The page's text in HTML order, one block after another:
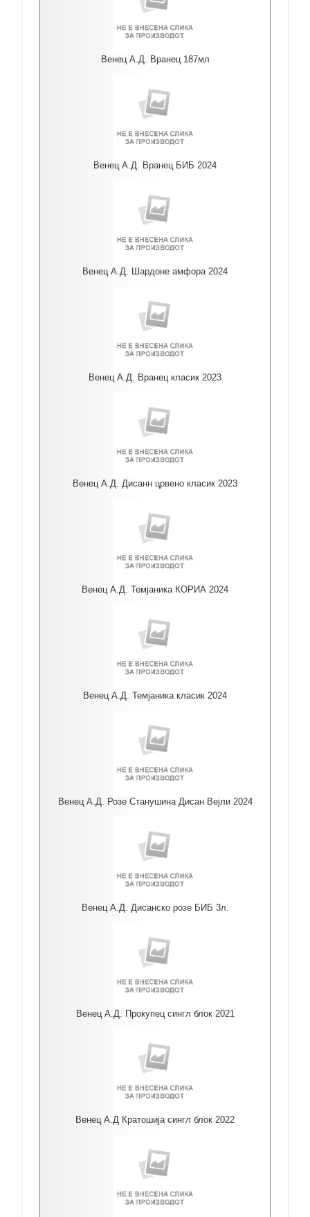
Венец А.Д. Вранец 187мл
Венец А.Д. Вранец БИБ 2024
Венец А.Д. Шардоне амфора 2024
Венец А.Д. Вранец класик 2023
Венец А.Д. Дисанн црвено класик 2023
Венец А.Д. Темјаника КОРИА 2024
Венец А.Д. Темјаника класик 2024
Венец А.Д. Розе Станушина Дисан Вејли 2024
Венец А.Д. Дисанско розе БИБ 3л.
Венец А.Д. Прокупец сингл блок 2021
Венец А.Д Кратошија сингл блок 2022